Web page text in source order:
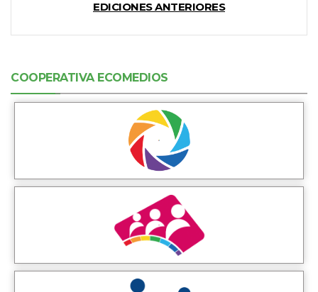
EDICIONES ANTERIORES
COOPERATIVA ECOMEDIOS